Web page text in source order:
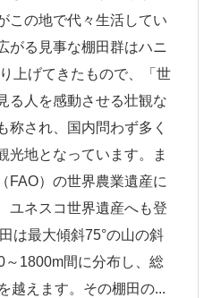
この地で代々生活してい
がる見事な棚田群はハニ
上げてきたもので、「世
る人を感動させる壮観な
称され、国内問わず多く
光地となっています。ま
FAO）の世界農業遺産に
ユネスコ世界遺産へも登
は最大傾斜75°の山の斜
1800m間に分布し、総
越えます。その棚田の...